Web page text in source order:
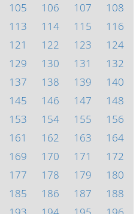
105 106 107
108
113 114 115
116
121 122 123
124
129 130 131
132
137 138 139
140
145 146 147
148
153 154 155
156
161 162 163
164
169 170 171
172
177 178 179
180
185 186 187
188